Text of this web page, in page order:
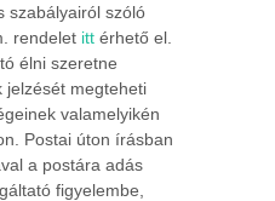
szabályairól szóló
rendelet itt érhető el.
élni szeretne
jelzését megteheti
valamelyikén
Postai úton írásban
a postára adás
figyelembe,